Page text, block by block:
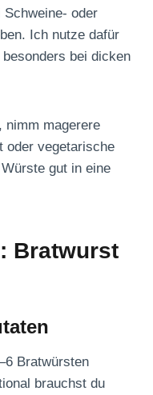
Schweine- oder
Ich nutze dafür
bei dicken
nimm magerere
oder vegetarische
gut in eine
Bratwurst
Bratwürsten
brauchst du